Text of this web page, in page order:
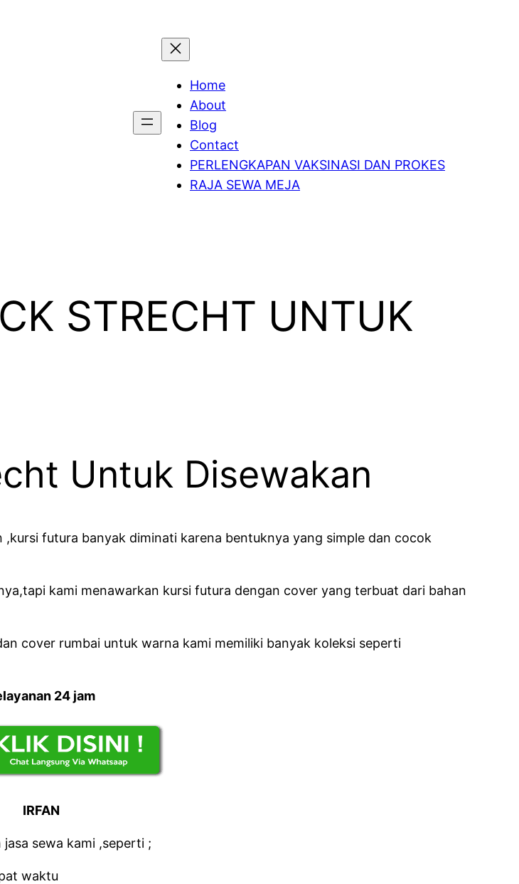
Home
About
Blog
Contact
PERLENGKAPAN VAKSINASI DAN PROKES
RAJA SEWA MEJA
STRECHT UNTUK
Untuk Disewakan
futura banyak diminati karena bentuknya yang simple dan cocok
kami menawarkan kursi futura dengan cover yang terbuat dari bahan
cover rumbai untuk warna kami memiliki banyak koleksi seperti
24 jam
IRFAN
sewa kami ,seperti ;
waktu